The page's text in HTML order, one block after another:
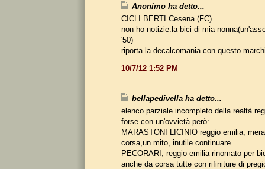
Anonimo ha detto...
CICLI BERTI Cesena (FC)
non ho notizie:la bici di mia
'50)
riporta la decalcomania con questo
10/7/12 1:52 PM
bellapedivella ha detto...
elenco parziale incompleto della realtà
forse con un'ovvietà però:
MARASTONI LICINIO reggio emilia,
corsa,un mito, inutile continuare.
PECORARI, reggio emilia rinomato per
anche da corsa tutte con rifiniture di